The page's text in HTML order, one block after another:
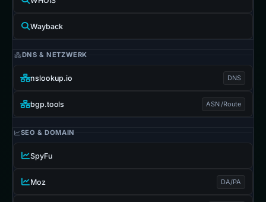
Wayback
DNS & NETZWERK
nslookup.io DNS
bgp.tools ASN /Route
SEO & DOMAIN
SpyFu
Moz DA/PA